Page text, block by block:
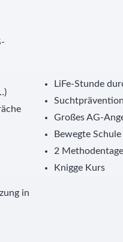
in
LiFe-Stunde
Großes AG-
Bewegte Schule
2
Knigge Kurs